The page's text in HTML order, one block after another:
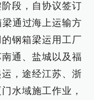
段，自协议签订
通过海上运输方
钢箱梁运用工厂
通、盐城以及福
，途经江苏、浙
水域施工作业，